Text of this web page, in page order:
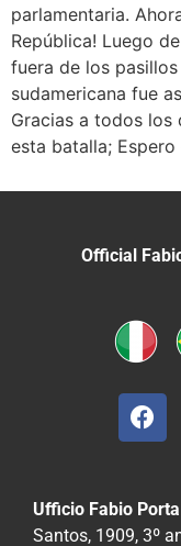
parlamentaria.
República! Luego
fuera de los
sudamericana fue
Gracias a todos los
esta batalla;
Official
Ufficio Fabio Porta
Santos, 1909, 3º